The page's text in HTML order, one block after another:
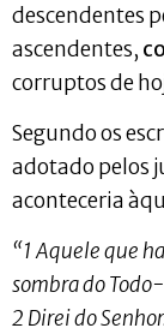
descendentes
ascendentes,
corruptos de
Segundo os
adotado pelos
aconteceria
“1 Aquele que
sombra do
2 Direi do